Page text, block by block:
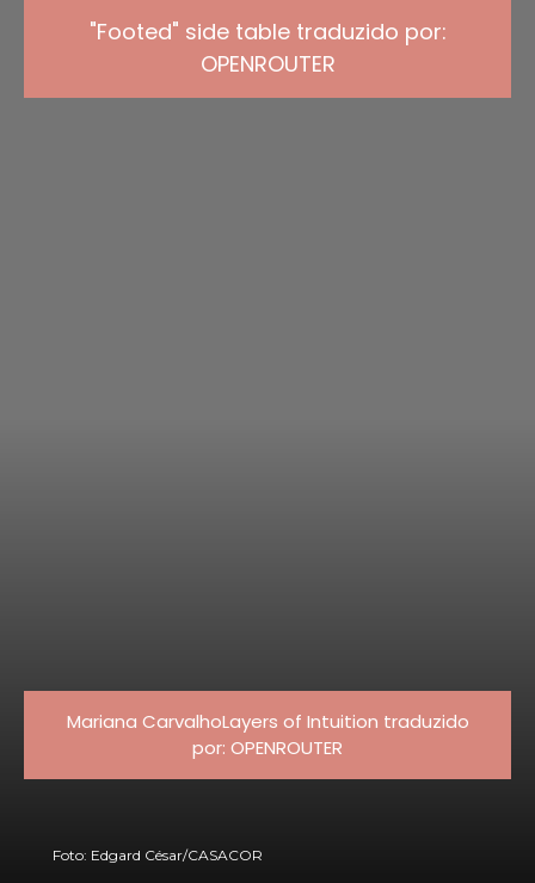
"Footed" side table traduzido por:
OPENROUTER
Mariana CarvalhoLayers of Intuition traduzido
por: OPENROUTER
Foto: Edgard César/CASACOR